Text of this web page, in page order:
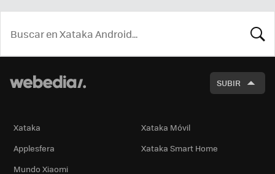
SUBIR
Xataka
Xataka Móvil
Applesfera
Xataka Smart Home
Mundo Xiaomi